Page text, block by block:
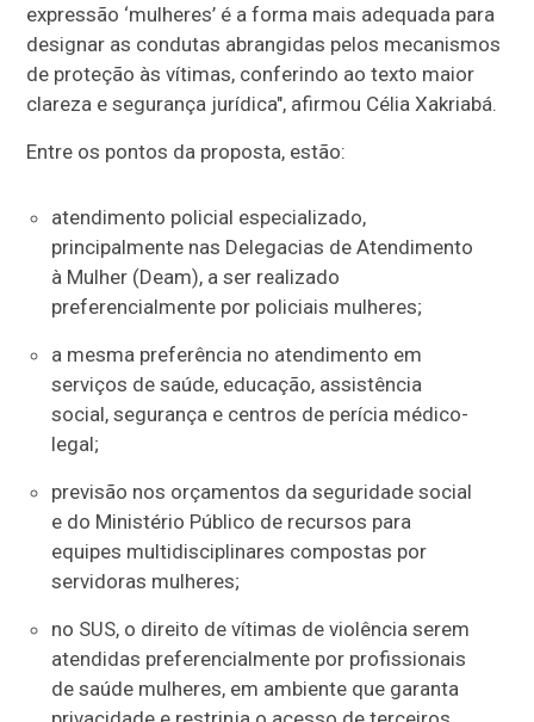
expressão ‘mulheres’ é a forma mais adequada para
designar as condutas abrangidas pelos mecanismos
de proteção às vítimas, conferindo ao texto maior
clareza e segurança jurídica", afirmou Célia Xakriabá.
Entre os pontos da proposta, estão:
atendimento policial especializado,
principalmente nas Delegacias de Atendimento
à Mulher (Deam), a ser realizado
preferencialmente por policiais mulheres;
a mesma preferência no atendimento em
serviços de saúde, educação, assistência
social, segurança e centros de perícia médico-
legal;
previsão nos orçamentos da seguridade social
e do Ministério Público de recursos para
equipes multidisciplinares compostas por
servidoras mulheres;
no SUS, o direito de vítimas de violência serem
atendidas preferencialmente por profissionais
de saúde mulheres, em ambiente que garanta